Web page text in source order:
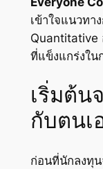
เข้าใจแนวท
Quantitative
ที่แข็งแกร่งใน
เริ่มต้น
กับตนเ
ก่อนที่นักลงทุน